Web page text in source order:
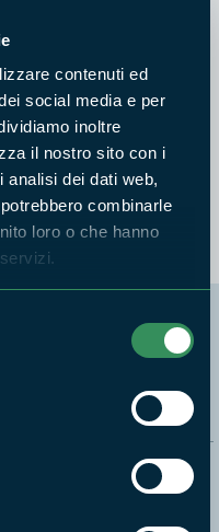
contenuti ed
social media e per
inoltre
il nostro sito con i
analisi dei dati web,
combinarle
loro o che hanno
NAZZANO, TEVERE - FARFA
piccoli carnivori
Naturale
Nazzano, Tevere -